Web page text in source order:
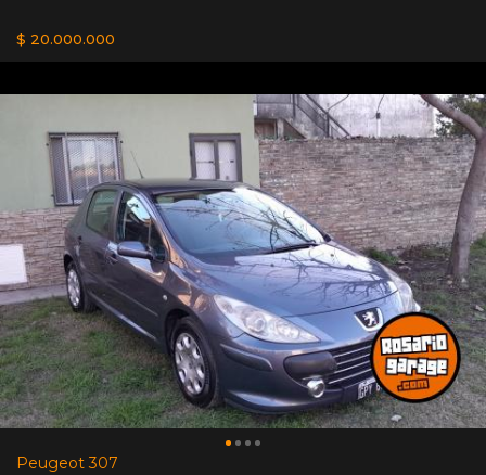
$ 20.000.000
Peugeot 307